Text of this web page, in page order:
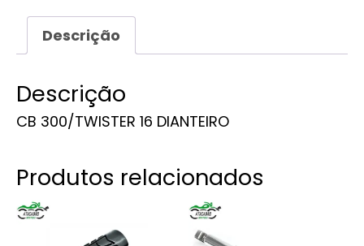
quantidade
Descrição
Descrição
CB 300/TWISTER 16 DIANTEIRO
Produtos relacionados